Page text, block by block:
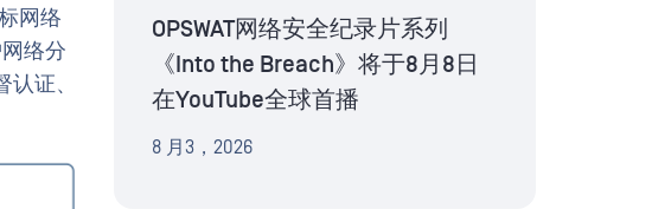
网络
络分
证、
OPSWAT网络安全纪录片系列
《Into the Breach》将于8月8日
在YouTube全球首播
8 月3，2026